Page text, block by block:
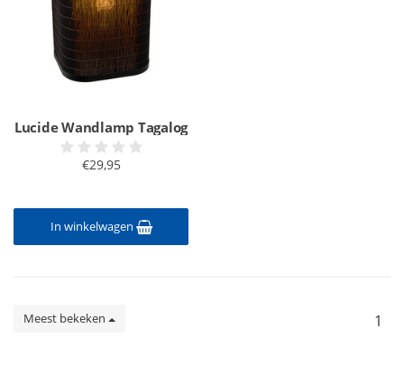
Lucide Wandlamp Tagalog
€29,95
In winkelwagen
Meest bekeken 1